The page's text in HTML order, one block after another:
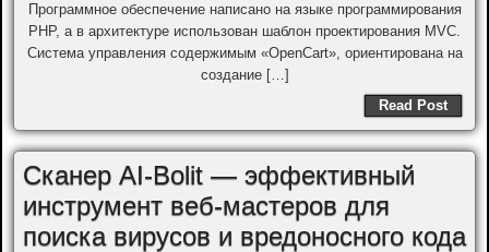
Программное обеспечение написано на языке программирования
PHP, а в архитектуре использован шаблон проектирования MVC.
Система управления содержимым «OpenCart», ориентирована на
создание […]
Read Post
Сканер AI-Bolit — эффективный
инструмент веб-мастеров для
поиска вирусов и вредоносного кода